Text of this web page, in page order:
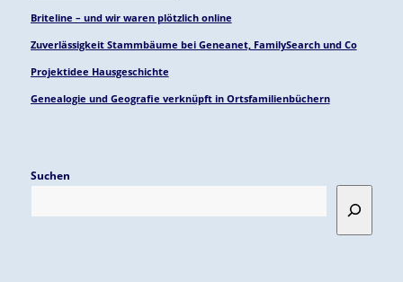
Briteline – und wir waren plötzlich online
Zuverlässigkeit Stammbäume bei Geneanet, FamilySearch und Co
Projektidee Hausgeschichte
Genealogie und Geografie verknüpft in Ortsfamilienbüchern
Suchen